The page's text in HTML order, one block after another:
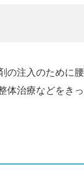
の注入のために
体治療などをき